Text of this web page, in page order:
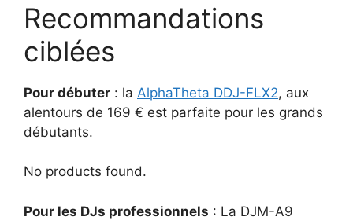
Recommandations
ciblées
Pour débuter : la AlphaTheta DDJ-FLX2, aux
alentours de 169 € est parfaite pour les grands
débutants.
No products found.
Pour les DJs professionnels : La DJM-A9